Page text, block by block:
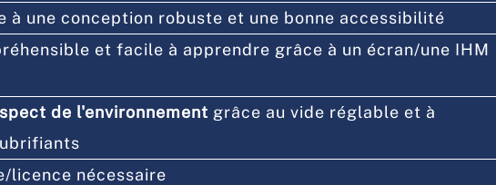
à une conception robuste et une bonne accessibilité
et facile à apprendre grâce à un écran/une IHM
de l'environnement grâce au vide réglable et à
licence nécessaire